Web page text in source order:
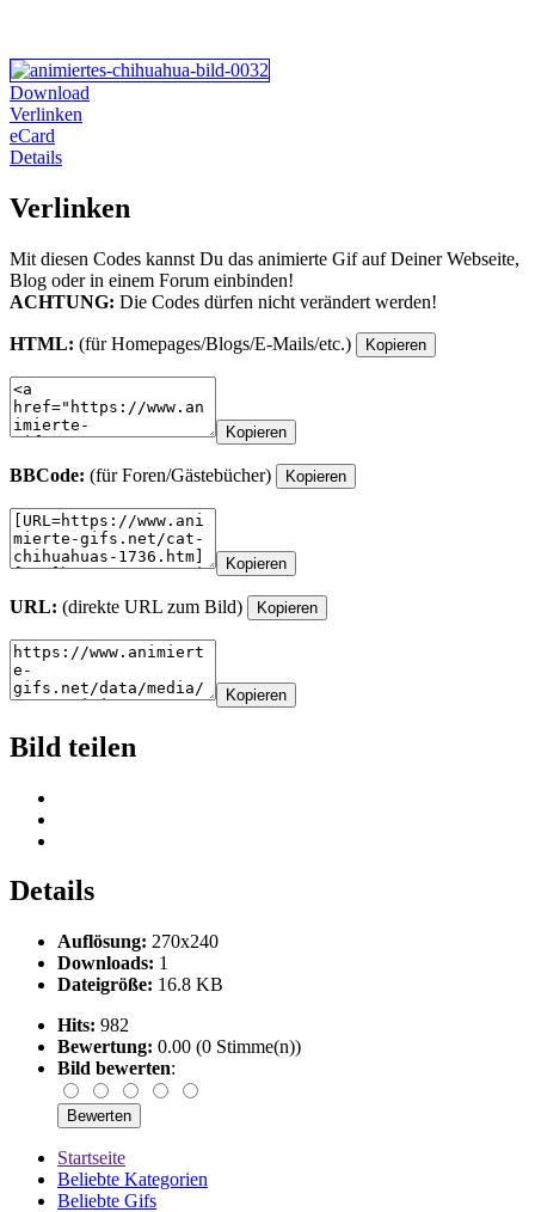
Download
Verlinken
eCard
Details
Verlinken
Mit diesen Codes kannst Du das animierte Gif auf Deiner Webseite,
Blog oder in einem Forum einbinden!
ACHTUNG: Die Codes dürfen nicht verändert werden!
HTML: (für Homepages/Blogs/E-Mails/etc.) Kopieren
Kopieren
BBCode: (für Foren/Gästebücher) Kopieren
Kopieren
URL: (direkte URL zum Bild) Kopieren
Kopieren
Bild teilen
Details
Auflösung: 270x240
Downloads: 1
Dateigröße: 16.8 KB
Hits: 982
Bewertung: 0.00 (0 Stimme(n))
Bild bewerten:
Startseite
Beliebte Kategorien
Beliebte Gifs